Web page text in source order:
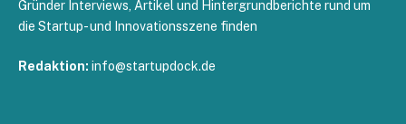
Gründer Interviews, Artikel und Hintergrundberichte rund um
die Startup- und Innovationsszene finden
Redaktion: info@startupdock.de